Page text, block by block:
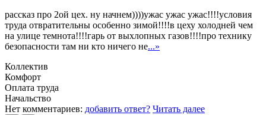
рассказ про 2ой цех. ну начнем))))ужас ужас ужас!!!!условия
труда отвратительны особенно зимой!!!!в цеху холодней чем
на улице темнота!!!!гарь от выхлопных газов!!!!про технику
безопасности там ни кто ничего не...»
Коллектив
Комфорт
Оплата труда
Начальство
Нет комментариев: добавить ответ? Читать далее